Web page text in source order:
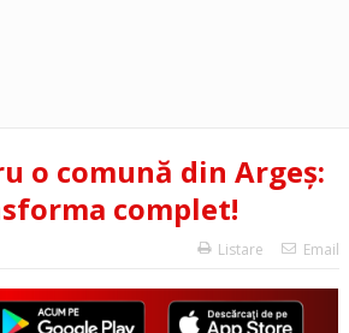
o comună din Argeș:
complet!
Listare Email